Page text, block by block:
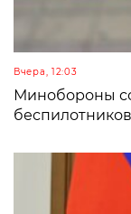
Вчера, 12:03
Минобороны